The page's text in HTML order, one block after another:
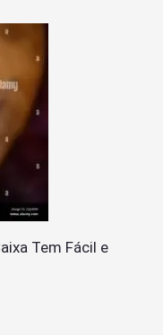
Tem Fácil e